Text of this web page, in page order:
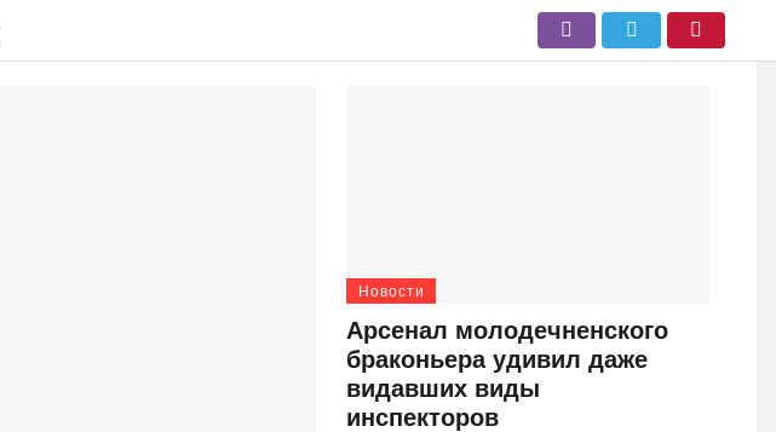
Новости
Арсенал молодечненского
браконьера удивил даже
видавших виды
инспекторов